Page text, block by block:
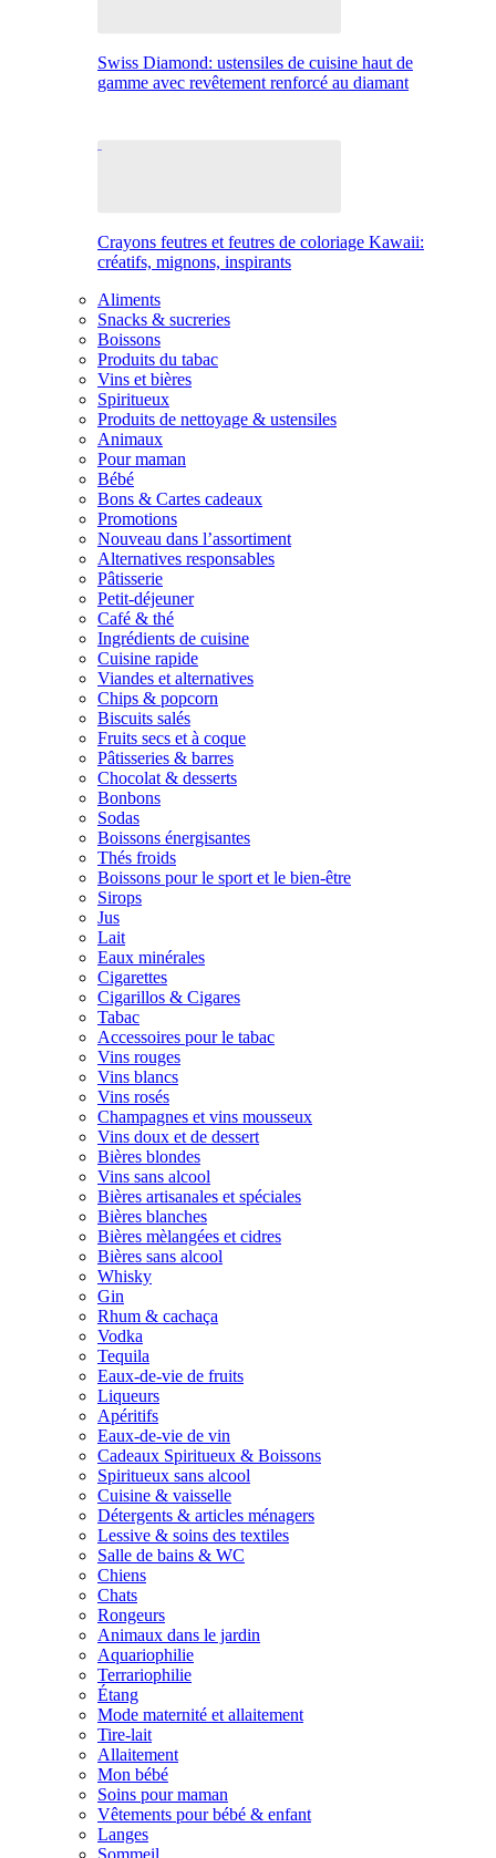
Swiss Diamond: ustensiles de cuisine haut de
gamme avec revêtement renforcé au diamant
Crayons feutres et feutres de coloriage Kawaii:
créatifs, mignons, inspirants
Aliments
Snacks & sucreries
Boissons
Produits du tabac
Vins et bières
Spiritueux
Produits de nettoyage & ustensiles
Animaux
Pour maman
Bébé
Bons & Cartes cadeaux
Promotions
Nouveau dans l’assortiment
Alternatives responsables
Pâtisserie
Petit-déjeuner
Café & thé
Ingrédients de cuisine
Cuisine rapide
Viandes et alternatives
Chips & popcorn
Biscuits salés
Fruits secs et à coque
Pâtisseries & barres
Chocolat & desserts
Bonbons
Sodas
Boissons énergisantes
Thés froids
Boissons pour le sport et le bien-être
Sirops
Jus
Lait
Eaux minérales
Cigarettes
Cigarillos & Cigares
Tabac
Accessoires pour le tabac
Vins rouges
Vins blancs
Vins rosés
Champagnes et vins mousseux
Vins doux et de dessert
Bières blondes
Vins sans alcool
Bières artisanales et spéciales
Bières blanches
Bières mèlangées et cidres
Bières sans alcool
Whisky
Gin
Rhum & cachaça
Vodka
Tequila
Eaux-de-vie de fruits
Liqueurs
Apéritifs
Eaux-de-vie de vin
Cadeaux Spiritueux & Boissons
Spiritueux sans alcool
Cuisine & vaisselle
Détergents & articles ménagers
Lessive & soins des textiles
Salle de bains & WC
Chiens
Chats
Rongeurs
Animaux dans le jardin
Aquariophilie
Terrariophilie
Étang
Mode maternité et allaitement
Tire-lait
Allaitement
Mon bébé
Soins pour maman
Vêtements pour bébé & enfant
Langes
Sommeil